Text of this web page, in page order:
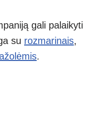
gali palaikyti
su rozmarinais,
.